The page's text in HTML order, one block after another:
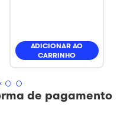
ADICIONAR AO
CARRINHO
de pagamento